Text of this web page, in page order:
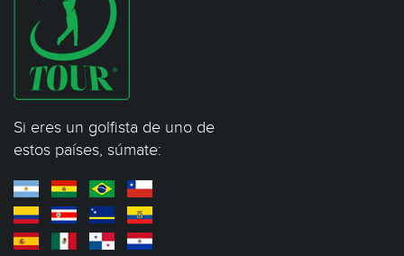
Si eres un golfista de uno de
estos países, súmate: